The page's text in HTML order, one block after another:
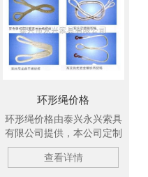
环形绳价格
环形绳价格由泰兴永兴索具
有限公司提供，本公司定制
卷板吊钩，吊带，钢丝绳，
美国杜邦丝引纸绳等产品，
查看详情